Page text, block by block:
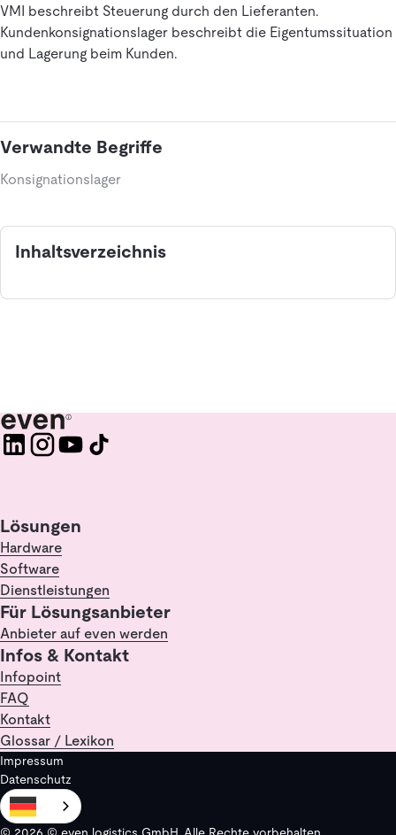
VMI beschreibt Steuerung durch den Lieferanten.
Kundenkonsignationslager beschreibt die Eigentumssituation
und Lagerung beim Kunden.
Verwandte Begriffe
Konsignationslager
Inhaltsverzeichnis
Lösungen
Hardware
Software
Dienstleistungen
Für Lösungsanbieter
Anbieter auf even werden
Infos & Kontakt
Infopoint
FAQ
Kontakt
Glossar / Lexikon
Impressum
Datenschutz